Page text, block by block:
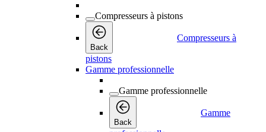
Compresseurs à pistons
Back
Compresseurs à
pistons
Gamme professionnelle
Gamme professionnelle
Back
Gamme